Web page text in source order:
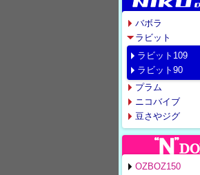
バボラ
ラビット
ラビット109
ラビット90
プラム
ニコバイブ
豆さやジグ
OZBOZ150